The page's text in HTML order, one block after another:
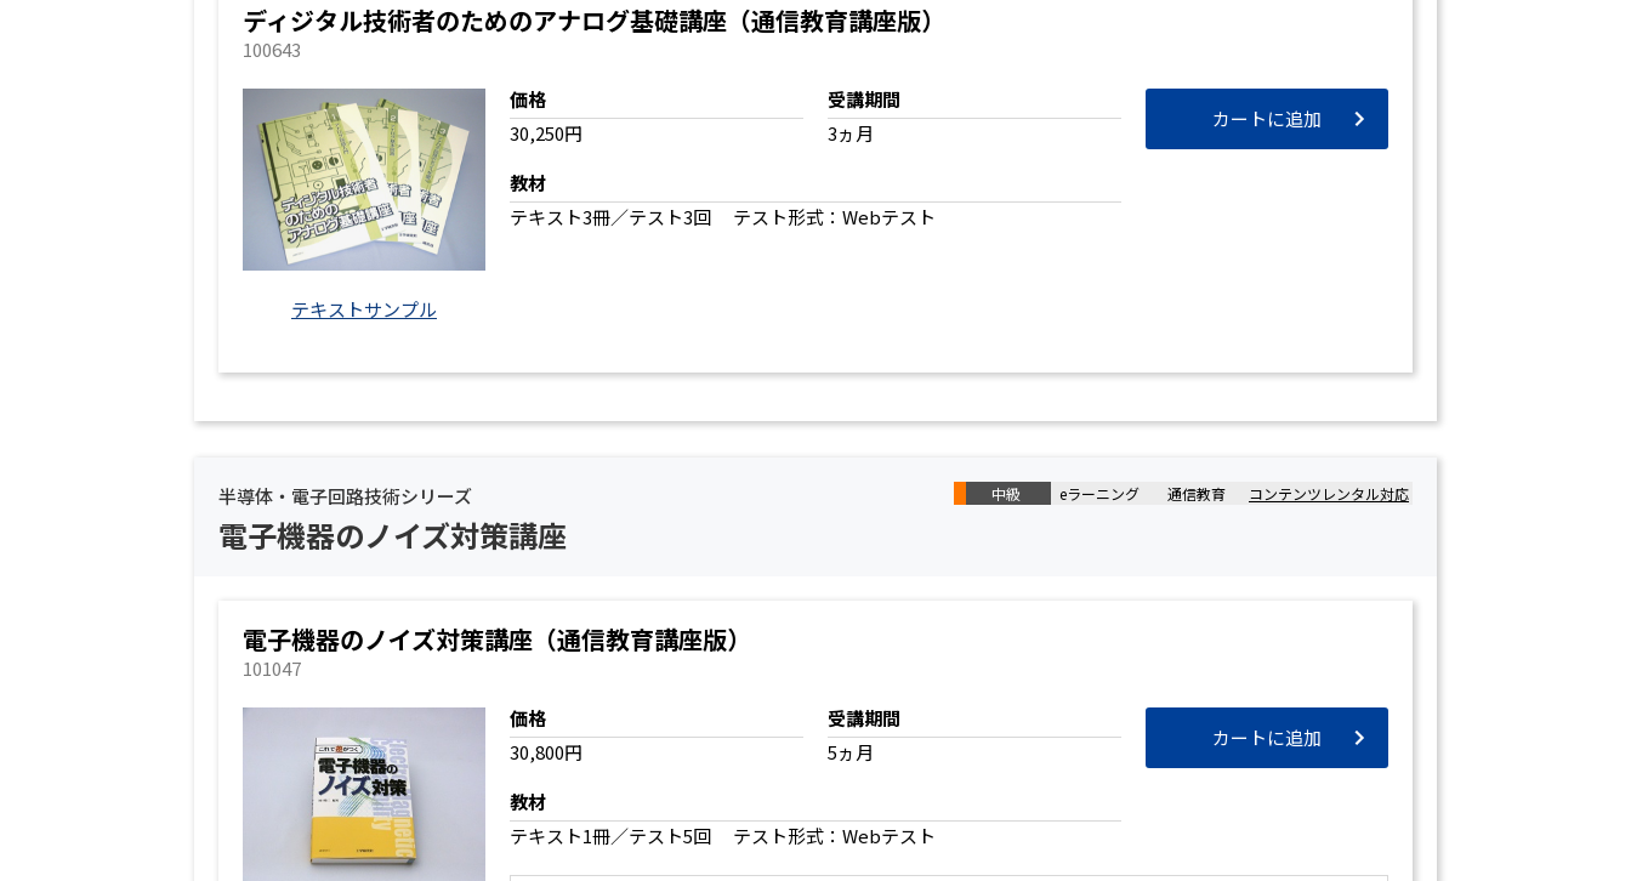
ディジタル技術者のためのアナログ基礎講座（通信教育講座版）
100643
テキストサンプル
価格
30,250円
受講期間
3ヵ月
教材
テキスト3冊／テスト3回 テスト形式：Webテスト
カートに追加
半導体・電子回路技術シリーズ 中級 eラーニング 通信教育 コンテンツレンタル対応
電子機器のノイズ対策講座
電子機器のノイズ対策講座（通信教育講座版）
101047
価格
30,800円
受講期間
5ヵ月
教材
テキスト1冊／テスト5回 テスト形式：Webテスト
カートに追加